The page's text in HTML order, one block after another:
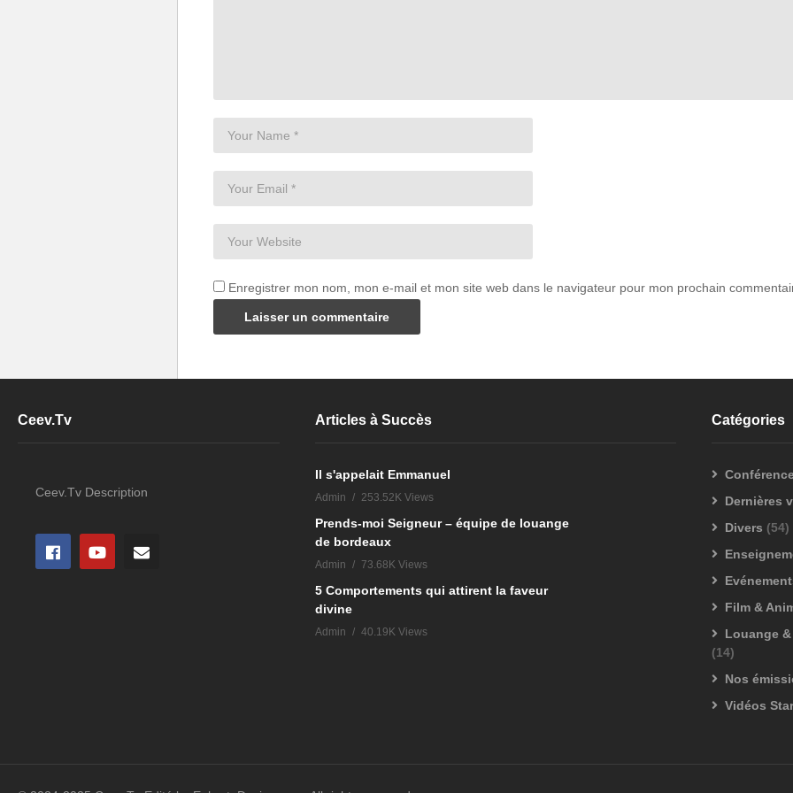
Enregistrer mon nom, mon e-mail et mon site web dans le navigateur pour mon prochain
Ceev.Tv
Ceev.Tv Description
Articles à Succès
Il s'appelait Emmanuel
Admin 253.52K Views
Prends-moi Seigneur – équipe de louange
de bordeaux
Admin 73.68K Views
5 Comportements qui attirent la faveur
divine
Admin 40.19K Views
Catégories
Dernières
Divers (54)
Film &
Louange
(14)
Nos
Vidéos